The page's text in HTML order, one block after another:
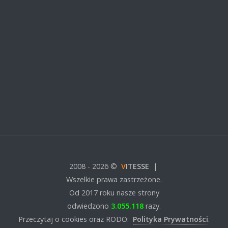
2008 - 2026 © VITESSE |
Wszelkie prawa zastrzeżone.
Od 2017 roku nasze strony
odwiedzono 3.055.118 razy.
Przeczytaj o cookies oraz RODO: Polityka Prywatności.